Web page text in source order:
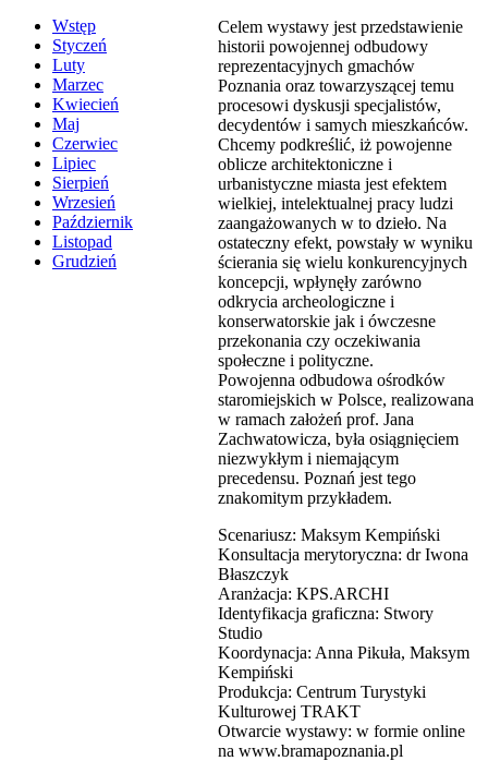
Wstęp
Styczeń
Luty
Marzec
Kwiecień
Maj
Czerwiec
Lipiec
Sierpień
Wrzesień
Październik
Listopad
Grudzień
Celem wystawy jest przedstawienie
historii powojennej odbudowy
reprezentacyjnych gmachów
Poznania oraz towarzyszącej temu
procesowi dyskusji specjalistów,
decydentów i samych mieszkańców.
Chcemy podkreślić, iż powojenne
oblicze architektoniczne i
urbanistyczne miasta jest efektem
wielkiej, intelektualnej pracy ludzi
zaangażowanych w to dzieło. Na
ostateczny efekt, powstały w wyniku
ścierania się wielu konkurencyjnych
koncepcji, wpłynęły zarówno
odkrycia archeologiczne i
konserwatorskie jak i ówczesne
przekonania czy oczekiwania
społeczne i polityczne.
Powojenna odbudowa ośrodków
staromiejskich w Polsce, realizowana
w ramach założeń prof. Jana
Zachwatowicza, była osiągnięciem
niezwykłym i niemającym
precedensu. Poznań jest tego
znakomitym przykładem.
Scenariusz: Maksym Kempiński
Konsultacja merytoryczna: dr Iwona
Błaszczyk
Aranżacja: KPS.ARCHI
Identyfikacja graficzna: Stwory
Studio
Koordynacja: Anna Pikuła, Maksym
Kempiński
Produkcja: Centrum Turystyki
Kulturowej TRAKT
Otwarcie wystawy: w formie online
na www.bramapoznania.pl